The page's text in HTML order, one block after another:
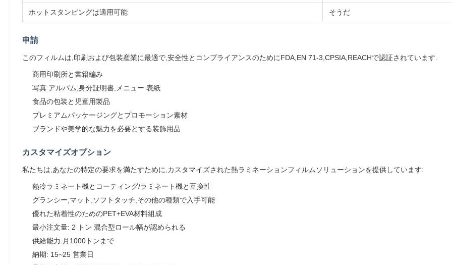
ホットスタンピングは適用可能 そうだ
申請
このフィルムは,印刷および包装産業に最適で,安全性とコンプライアンスのためにFDA,EN 71-3,CPSIA,REACHで認証されています.
商用印刷所と書籍編み
写真 アルバム,身分証明書,メニュー 表紙
食品の包装と児童用製品
プレミアムパッケージングとプロモーション素材
ブランドや美学的な魅力を必要とする装飾用品
カスタマイズオプション
私たちは,あなたの特定の要求を満たすために,カスタマイズされた熱ラミネーションフィルムソリューションを提供しています:
熱冷ラミネート機とコーティング/ラミネート機と互換性
グランシー,マット,ソフトタッチ,その他の種類で入手可能
優れた粘着性のためのPET+EVA材料組成
最小注文量: 2 トン 混合型ロール幅が認められる
供給能力:月1000トンまで
納期: 15~25 営業日